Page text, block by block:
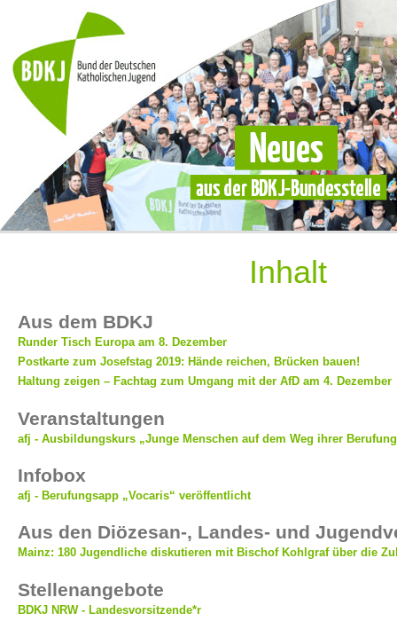
Inhalt
Aus dem BDKJ
Runder Tisch Europa am 8. Dezember
Postkarte zum Josefstag 2019: Hände reichen, Brücken bauen!
Haltung zeigen – Fachtag zum Umgang mit der AfD am 4. Dezember
Veranstaltungen
afj - Ausbildungskurs „Junge Menschen auf dem Weg ihrer
Infobox
afj - Berufungsapp „Vocaris“ veröffentlicht
Aus den Diözesan-, Landes- und
Mainz: 180 Jugendliche diskutieren mit Bischof Kohlgraf über die
Stellenangebote
BDKJ NRW - Landesvorsitzende*r